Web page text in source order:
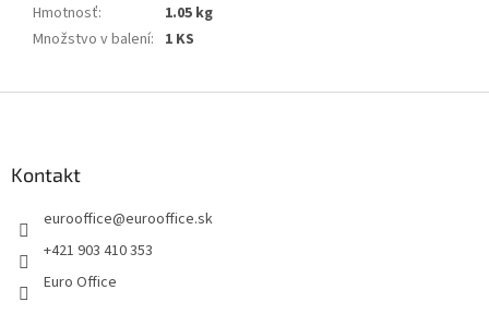
Hmotnosť:
1.05 kg
Množstvo v balení: 1 KS
Kontakt
eurooffice@eurooffice.sk
+421 903 410 353
Euro Office